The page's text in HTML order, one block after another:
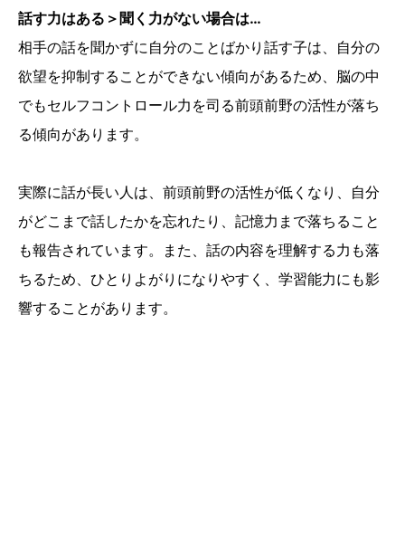
話す力はある＞聞く力がない場合は…
相手の話を聞かずに自分のことばかり話す子は、自分の
欲望を抑制することができない傾向があるため、脳の中
でもセルフコントロール力を司る前頭前野の活性が落ち
る傾向があります。
実際に話が長い人は、前頭前野の活性が低くなり、自分
がどこまで話したかを忘れたり、記憶力まで落ちること
も報告されています。また、話の内容を理解する力も落
ちるため、ひとりよがりになりやすく、学習能力にも影
響することがあります。